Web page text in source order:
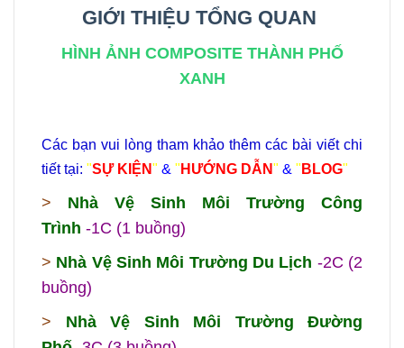
GIỚI THIỆU TỔNG QUAN
HÌNH ẢNH COMPOSITE THÀNH PHỐ
XANH
Các bạn vui lòng tham khảo thêm các bài viết chi
tiết tại: "SỰ KIỆN" & " HƯỚNG DẪN" & " BLOG"
>
Nhà Vệ Sinh Môi Trường Công
Trình -1C (1 buồng)
> Nhà Vệ Sinh Môi Trường Du Lịch -2C (2
buồng)
>
Nhà Vệ Sinh Môi Trường Đường